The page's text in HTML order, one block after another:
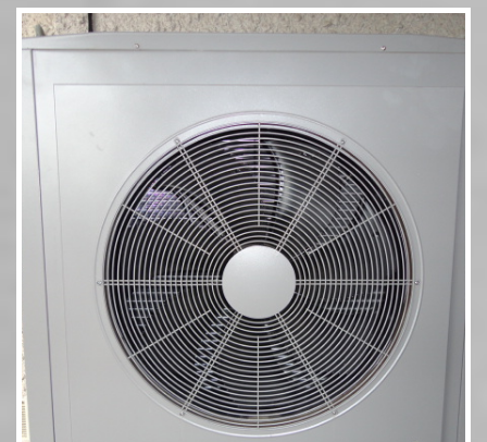
Photovoltaïque Rivsol 5,8 couplé